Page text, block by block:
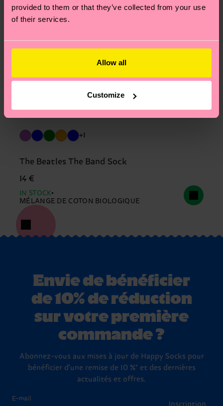
provided to them or that they’ve collected from your use
of their services.
Allow all
Customize
+1
The Beatles The Band Sock
14 €
IN STOCK
MÉLANGE DE COTON BIOLOGIQUE
Envie de bénéficier
de 10% de réduction
sur votre première
commande ?
Abonnez-vous aux mises à jour de Happy Socks pour
bénéficier d'une remise de 10 %* et des dernières
actualités et offres.
E-mail